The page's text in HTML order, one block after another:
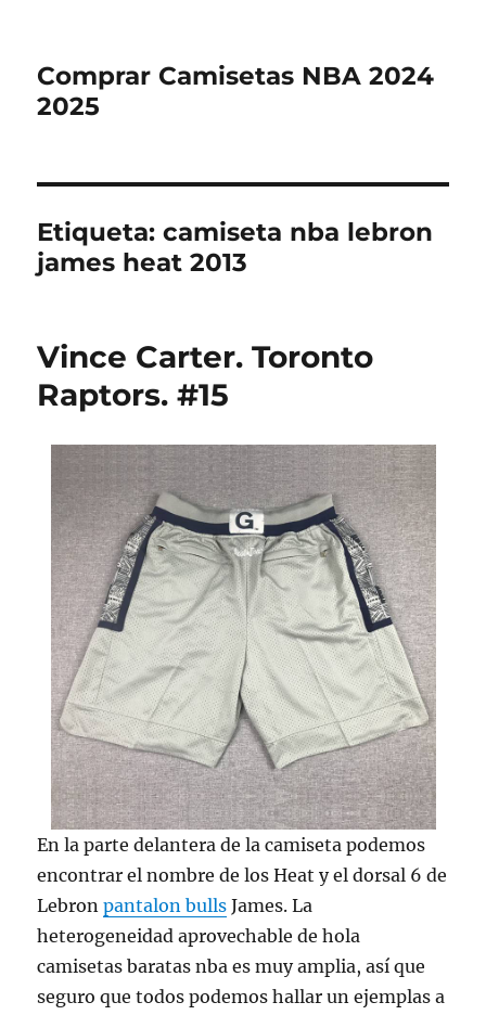
Comprar Camisetas NBA 2024
2025
Etiqueta:camiseta nba lebron
james heat 2013
Vince Carter. Toronto
Raptors. #15
En la parte delantera de la camiseta podemos
encontrar el nombre de los Heat y el dorsal 6 de
Lebronpantalon bulls James. La
heterogeneidad aprovechable de hola
camisetas baratas nba es muy amplia, así que
seguro que todos podemos hallar un ejemplas a